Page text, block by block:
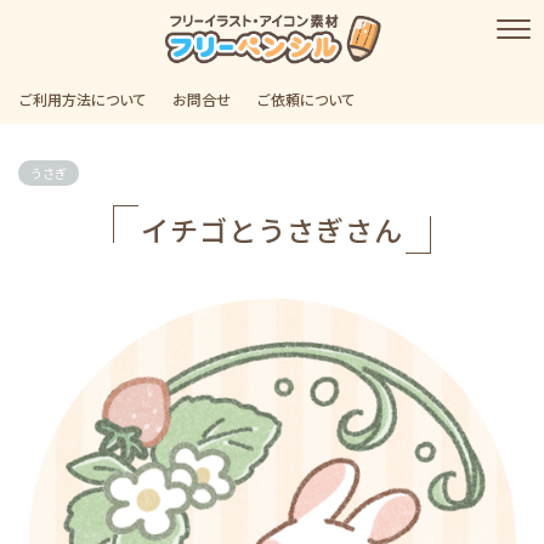
ご利用方法について お問合せ ご依頼について
うさぎ
イチゴとうさぎさん